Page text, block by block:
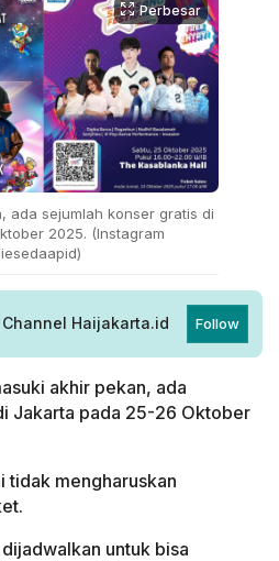
Perbesar
ada sejumlah konser gratis di
2025. (Instagram
Haijakarta.id Follow
akhir pekan, ada
Jakarta pada 25-26 Oktober
tidak mengharuskan
untuk bisa